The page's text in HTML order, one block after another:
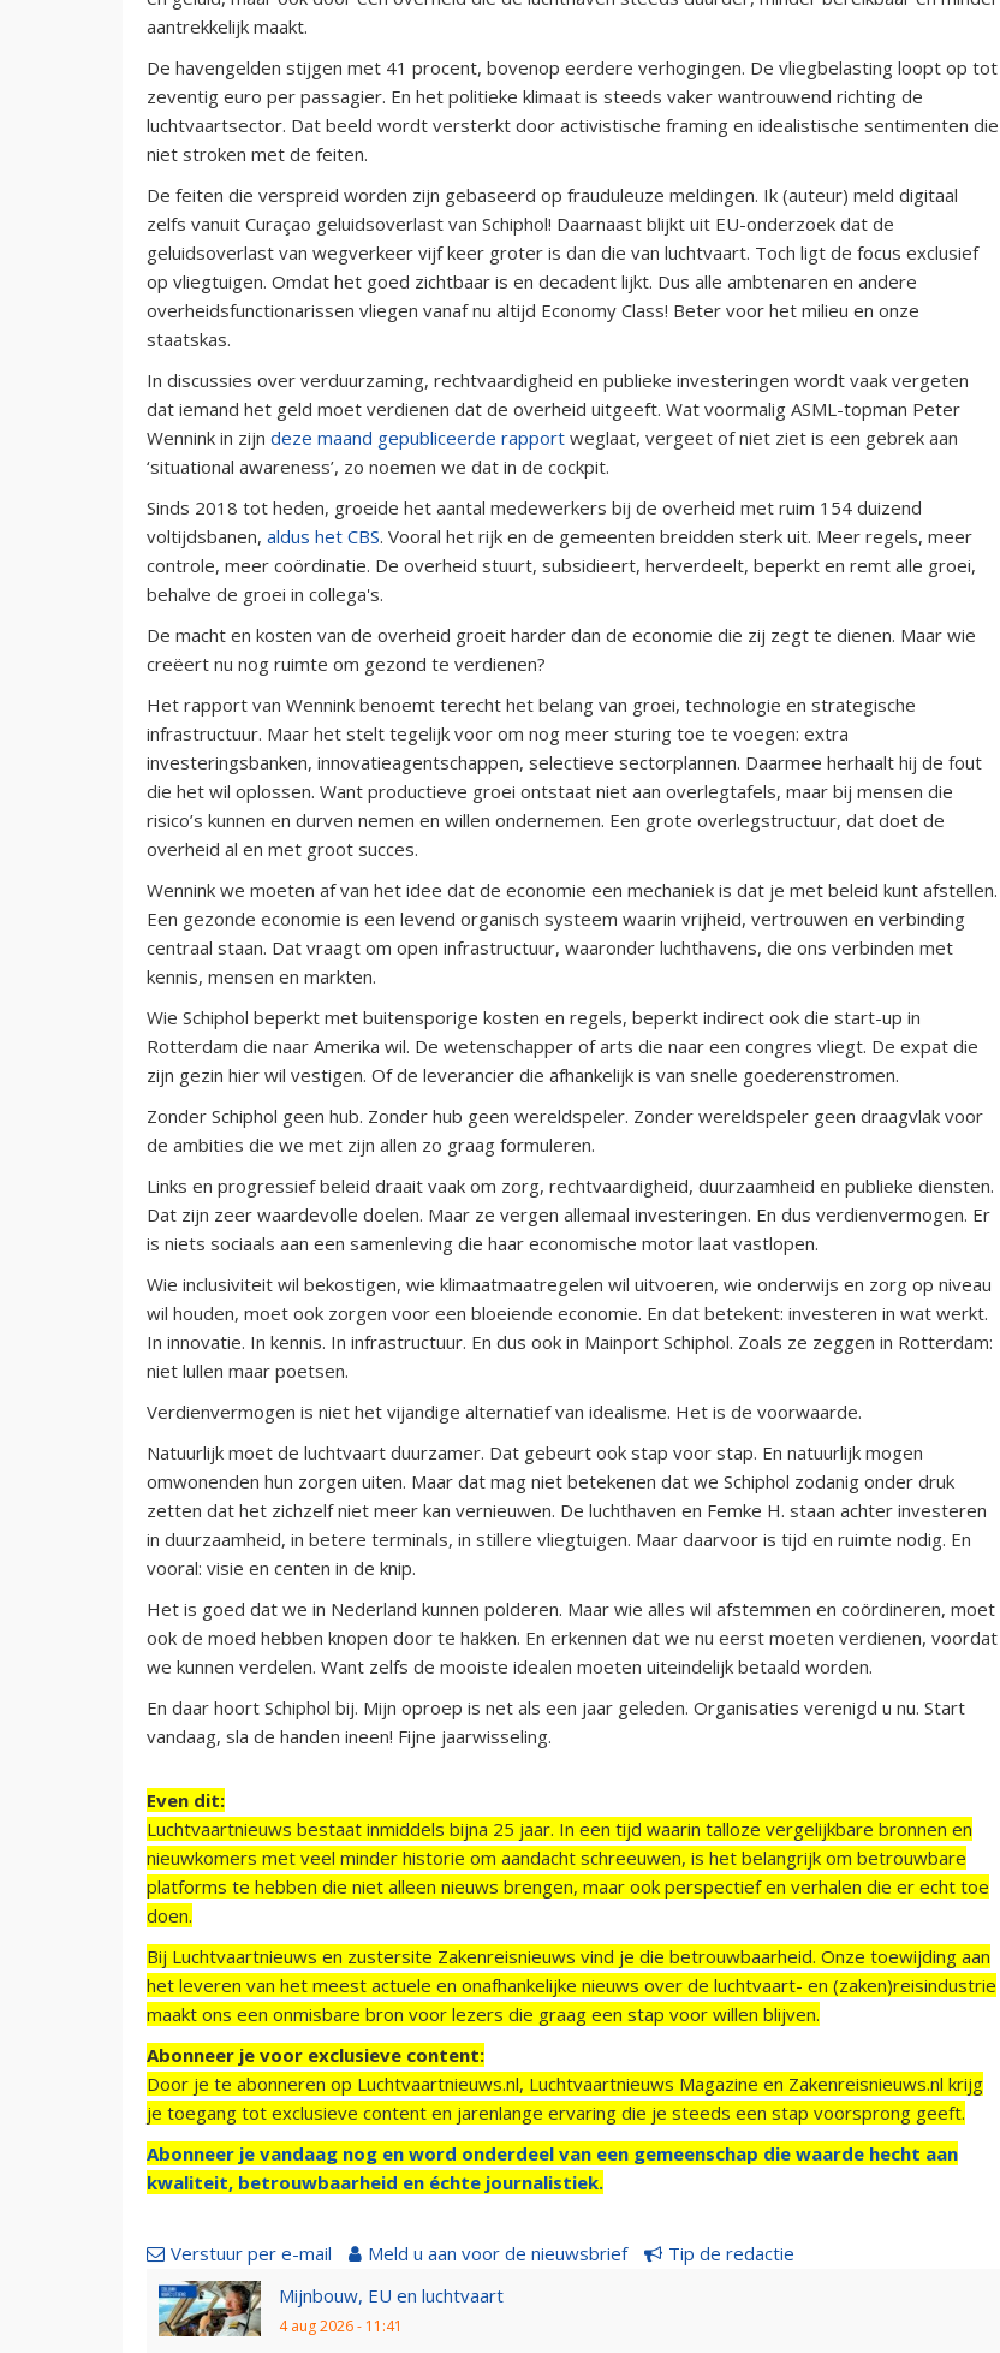
aantrekkelijk maakt.
De havengelden stijgen met 41 procent, bovenop eerdere verhogingen. De vliegbelasting loopt op tot
zeventig euro per passagier. En het politieke klimaat is steeds vaker wantrouwend richting de
luchtvaartsector. Dat beeld wordt versterkt door activistische framing en idealistische sentimenten die
niet stroken met de feiten.
De feiten die verspreid worden zijn gebaseerd op frauduleuze meldingen. Ik (auteur) meld digitaal
zelfs vanuit Curaçao geluidsoverlast van Schiphol! Daarnaast blijkt uit EU-onderzoek dat de
geluidsoverlast van wegverkeer vijf keer groter is dan die van luchtvaart. Toch ligt de focus exclusief
op vliegtuigen. Omdat het goed zichtbaar is en decadent lijkt. Dus alle ambtenaren en andere
overheidsfunctionarissen vliegen vanaf nu altijd Economy Class! Beter voor het milieu en onze
staatskas.
In discussies over verduurzaming, rechtvaardigheid en publieke investeringen wordt vaak vergeten
dat iemand het geld moet verdienen dat de overheid uitgeeft. Wat voormalig ASML-topman Peter
Wennink in zijn deze maand gepubliceerde rapport weglaat, vergeet of niet ziet is een gebrek aan
‘situational awareness’, zo noemen we dat in de cockpit.
Sinds 2018 tot heden, groeide het aantal medewerkers bij de overheid met ruim 154 duizend
voltijdsbanen, aldus het CBS. Vooral het rijk en de gemeenten breidden sterk uit. Meer regels, meer
controle, meer coördinatie. De overheid stuurt, subsidieert, herverdeelt, beperkt en remt alle groei,
behalve de groei in collega's.
De macht en kosten van de overheid groeit harder dan de economie die zij zegt te dienen. Maar wie
creëert nu nog ruimte om gezond te verdienen?
Het rapport van Wennink benoemt terecht het belang van groei, technologie en strategische
infrastructuur. Maar het stelt tegelijk voor om nog meer sturing toe te voegen: extra
investeringsbanken, innovatieagentschappen, selectieve sectorplannen. Daarmee herhaalt hij de fout
die het wil oplossen. Want productieve groei ontstaat niet aan overlegtafels, maar bij mensen die
risico’s kunnen en durven nemen en willen ondernemen. Een grote overlegstructuur, dat doet de
overheid al en met groot succes.
Wennink we moeten af van het idee dat de economie een mechaniek is dat je met beleid kunt afstellen.
Een gezonde economie is een levend organisch systeem waarin vrijheid, vertrouwen en verbinding
centraal staan. Dat vraagt om open infrastructuur, waaronder luchthavens, die ons verbinden met
kennis, mensen en markten.
Wie Schiphol beperkt met buitensporige kosten en regels, beperkt indirect ook die start-up in
Rotterdam die naar Amerika wil. De wetenschapper of arts die naar een congres vliegt. De expat die
zijn gezin hier wil vestigen. Of de leverancier die afhankelijk is van snelle goederenstromen.
Zonder Schiphol geen hub. Zonder hub geen wereldspeler. Zonder wereldspeler geen draagvlak voor
de ambities die we met zijn allen zo graag formuleren.
Links en progressief beleid draait vaak om zorg, rechtvaardigheid, duurzaamheid en publieke diensten.
Dat zijn zeer waardevolle doelen. Maar ze vergen allemaal investeringen. En dus verdienvermogen. Er
is niets sociaals aan een samenleving die haar economische motor laat vastlopen.
Wie inclusiviteit wil bekostigen, wie klimaatmaatregelen wil uitvoeren, wie onderwijs en zorg op niveau
wil houden, moet ook zorgen voor een bloeiende economie. En dat betekent: investeren in wat werkt.
In innovatie. In kennis. In infrastructuur. En dus ook in Mainport Schiphol. Zoals ze zeggen in Rotterdam:
niet lullen maar poetsen.
Verdienvermogen is niet het vijandige alternatief van idealisme. Het is de voorwaarde.
Natuurlijk moet de luchtvaart duurzamer. Dat gebeurt ook stap voor stap. En natuurlijk mogen
omwonenden hun zorgen uiten. Maar dat mag niet betekenen dat we Schiphol zodanig onder druk
zetten dat het zichzelf niet meer kan vernieuwen. De luchthaven en Femke H. staan achter investeren
in duurzaamheid, in betere terminals, in stillere vliegtuigen. Maar daarvoor is tijd en ruimte nodig. En
vooral: visie en centen in de knip.
Het is goed dat we in Nederland kunnen polderen. Maar wie alles wil afstemmen en coördineren, moet
ook de moed hebben knopen door te hakken. En erkennen dat we nu eerst moeten verdienen, voordat
we kunnen verdelen. Want zelfs de mooiste idealen moeten uiteindelijk betaald worden.
En daar hoort Schiphol bij. Mijn oproep is net als een jaar geleden. Organisaties verenigd u nu. Start
vandaag, sla de handen ineen! Fijne jaarwisseling.
Even dit:
Luchtvaartnieuws bestaat inmiddels bijna 25 jaar. In een tijd waarin talloze vergelijkbare bronnen en
nieuwkomers met veel minder historie om aandacht schreeuwen, is het belangrijk om betrouwbare
platforms te hebben die niet alleen nieuws brengen, maar ook perspectief en verhalen die er echt toe
doen.
Bij Luchtvaartnieuws en zustersite Zakenreisnieuws vind je die betrouwbaarheid. Onze toewijding aan
het leveren van het meest actuele en onafhankelijke nieuws over de luchtvaart- en (zaken)reisindustrie
maakt ons een onmisbare bron voor lezers die graag een stap voor willen blijven.
Abonneer je voor exclusieve content:
Door je te abonneren op Luchtvaartnieuws.nl, Luchtvaartnieuws Magazine en Zakenreisnieuws.nl krijg
je toegang tot exclusieve content en jarenlange ervaring die je steeds een stap voorsprong geeft.
Abonneer je vandaag nog en word onderdeel van een gemeenschap die waarde hecht aan
kwaliteit, betrouwbaarheid en échte journalistiek.
Verstuur per e-mail Meld u aan voor de nieuwsbrief
Tip de redactie
Mijnbouw, EU en luchtvaart
4 aug 2026 - 11:41